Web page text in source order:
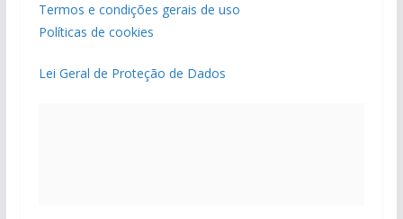
Termos e condições gerais de uso
Políticas de cookies
Lei Geral de Proteção de Dados